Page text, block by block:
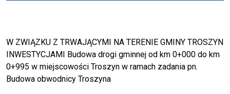
W ZWIĄZKU Z TRWAJĄCYMI NA TERENIE GMINY TROSZYN
INWESTYCJAMI Budowa drogi gminnej od km 0+000 do km
0+995 w miejscowości Troszyn w ramach zadania pn.
Budowa obwodnicy Troszyna